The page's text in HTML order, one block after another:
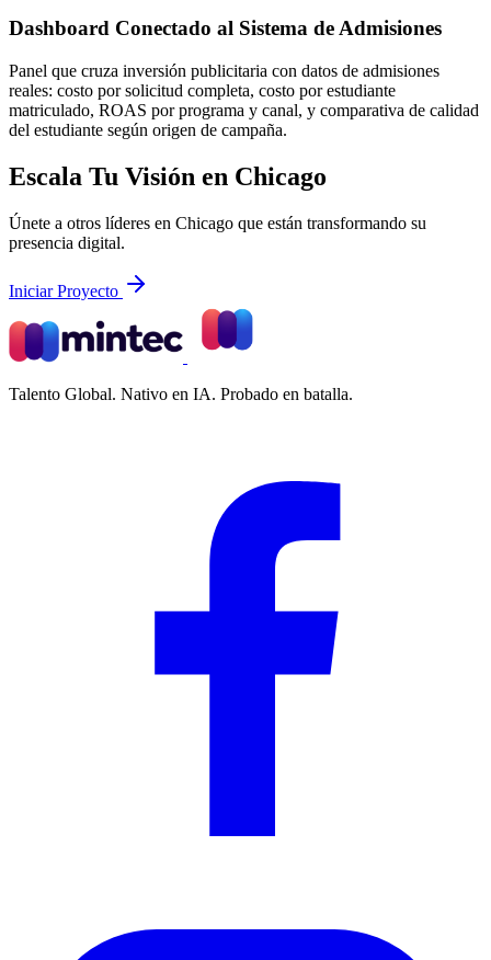
Dashboard Conectado al Sistema de Admisiones
Panel que cruza inversión publicitaria con datos de admisiones
reales: costo por solicitud completa, costo por estudiante
matriculado, ROAS por programa y canal, y comparativa de calidad
del estudiante según origen de campaña.
Escala Tu Visión en Chicago
Únete a otros líderes en Chicago que están transformando su
presencia digital.
Iniciar Proyecto
Talento Global. Nativo en IA. Probado en batalla.